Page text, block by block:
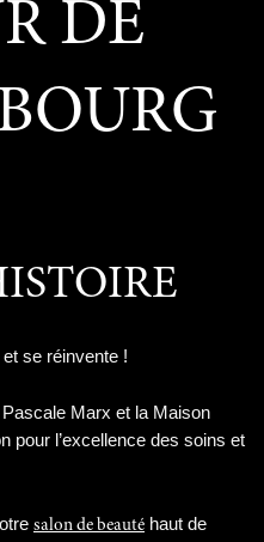
DE
se réinvente !
Marx et la Maison
pour l’excellence des soins et
salon de beauté haut de